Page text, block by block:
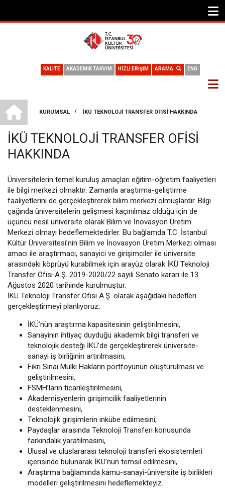
ENG
ARAMA
HIZLI ERİŞİM
AKADEMİK TAKVİM
KALİTE
SAYFA
YOLU
KURUMSAL
/ İKÜ TEKNOLOJI TRANSFER OFISI HAKKINDA
İKÜ TEKNOLOJI TRANSFER OFISI
HAKKINDA
Üniversitelerin temel kuruluş amaçları eğitim-öğretim faaliyetleri
ile bilgi merkezi olmaktır. Zamanla araştırma-geliştirme
faaliyetlerini de gerçekleştirerek bilim merkezi olmuşlardır. Bilgi
çağında üniversitelerin gelişmesi kaçınılmaz olduğu için de
üçüncü nesil üniversite olarak Bilim ve İnovasyon Üretim
Merkezi olmayı hedeflemektedirler. Bu bağlamda T.C. İstanbul
Kültür Üniversitesi’nin Bilim ve İnovasyon Üretim Merkezi olması
amacı ile araştırmacı, sanayici ve girişimciler ile üniversite
arasındaki köprüyü kurabilmek için arayüz olarak İKÜ Teknoloji
Transfer Ofisi A.Ş. 2019-2020/22 sayılı Senato kararı ile 13
Ağustos 2020 tarihinde kurulmuştur.
İKÜ Teknoloji Transfer Ofisi A.Ş. olarak aşağıdaki hedefleri
gerçekleştirmeyi planlıyoruz;
İKÜ’nün araştırma kapasitesinin geliştirilmesini,
Sanayinin ihtiyaç duyduğu akademik bilgi transferi ve
teknolojik desteği İKÜ’de gerçekleştirerek üniversite-
sanayi iş birliğinin artırılmasını,
Fikri Sınai Mülki Hakların portföyünün oluşturulması ve
geliştirilmesini,
FSMH’ların ticarileştirilmesini,
Akademisyenlerin girişimcilik faaliyetlerinin
desteklenmesini,
Teknolojik girişimlerin inkübe edilmesini,
Paydaşlar arasında Teknoloji Transferi konusunda
farkındalık yaratılmasını,
Ulusal ve uluslararası teknoloji transferi ekosistemleri
içerisinde bulunarak İKÜ’nün temsil edilmesini,
Araştırma bağlamında kamu-sanayi-üniversite iş birlikleri
modelleri geliştirilmesini hedeflemekteyiz.